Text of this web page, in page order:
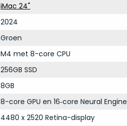
iMac 24"
2024
Groen
M4 met 8-core CPU
256GB SSD
8GB
8-core GPU en 16‑core Neural Engine
4480 x 2520 Retina-display